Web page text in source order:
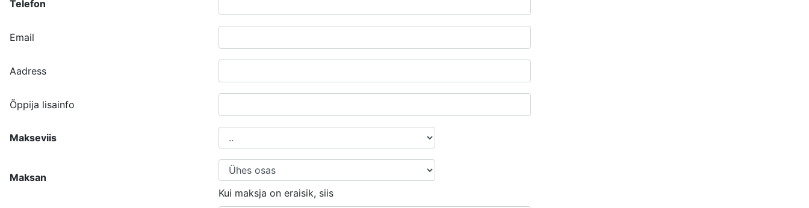
Telefon
Email
Aadress
Õppija lisainfo
Makseviis
Maksan
Kui maksja on eraisik, siis